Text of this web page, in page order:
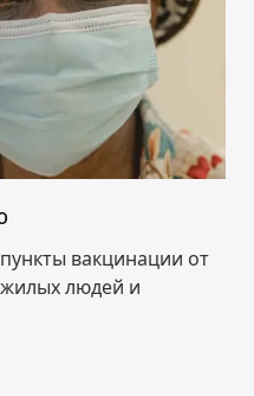
вакцинации от
людей и